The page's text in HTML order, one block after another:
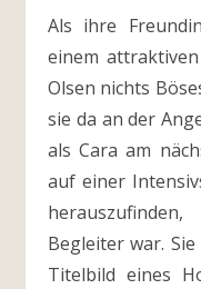
Als ihre Freundin Cara nachts den Club mit
einem
Olsen nichts
sie da an der
als Cara am
auf einer
Begleiter war.
Titelbild eines